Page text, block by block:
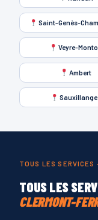
Saint-Genès-
Veyre-
Ambert
TOUS LES
TOUS LES
CLERMONT-